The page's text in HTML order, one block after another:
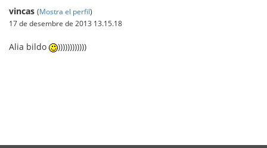
vincas (Mostra el perfil)
17 de desembre de 2013 13.15.18
Alia bildo ))))))))))))